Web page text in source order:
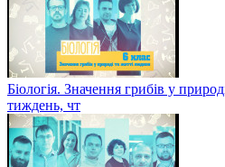
Біологія. Значення грибів у
тиждень, чт